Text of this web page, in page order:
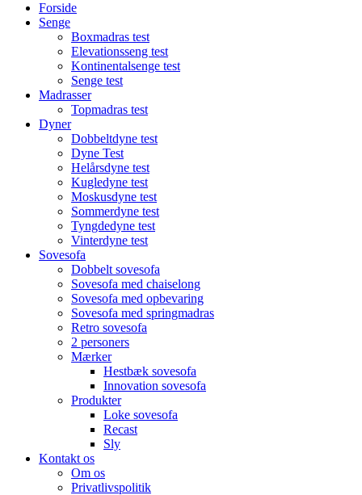
Forside
Senge
Boxmadras test
Elevationsseng test
Kontinentalsenge test
Senge test
Madrasser
Topmadras test
Dyner
Dobbeltdyne test
Dyne Test
Helårsdyne test
Kugledyne test
Moskusdyne test
Sommerdyne test
Tyngdedyne test
Vinterdyne test
Sovesofa
Dobbelt sovesofa
Sovesofa med chaiselong
Sovesofa med opbevaring
Sovesofa med springmadras
Retro sovesofa
2 personers
Mærker
Hestbæk sovesofa
Innovation sovesofa
Produkter
Loke sovesofa
Recast
Sly
Kontakt os
Om os
Privatlivspolitik